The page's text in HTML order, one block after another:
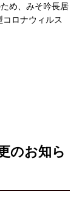
め、みそ吟長居
ロナウィルス
のお知ら